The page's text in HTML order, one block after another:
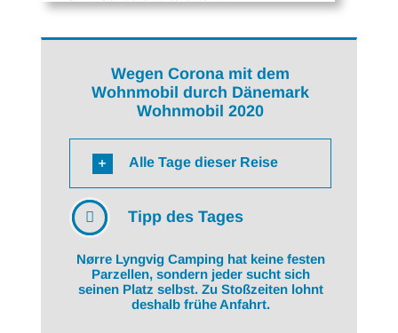
Wegen Corona mit dem
Wohnmobil durch Dänemark
Wohnmobil 2020
Alle Tage dieser Reise
Tipp des Tages
Nørre Lyngvig Camping hat keine festen
Parzellen, sondern jeder sucht sich
seinen Platz selbst. Zu Stoßzeiten lohnt
deshalb frühe Anfahrt.